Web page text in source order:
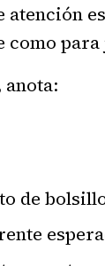
atención
como
anota:
de